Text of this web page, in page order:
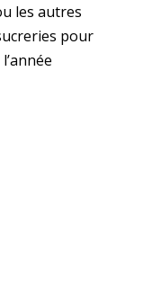
les autres
pour